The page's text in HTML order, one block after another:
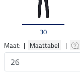
30
Maat: | Maattabel |